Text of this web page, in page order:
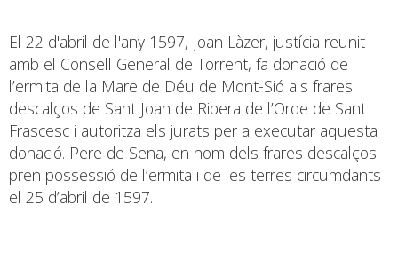
El 22 d'abril de l'any 1597, Joan Làzer, justícia reunit
amb el Consell General de Torrent, fa donació de
l’ermita de la Mare de Déu de Mont-Sió als frares
descalços de Sant Joan de Ribera de l’Orde de Sant
Frascesc i autoritza els jurats per a executar aquesta
donació. Pere de Sena, en nom dels frares descalços
pren possessió de l’ermita i de les terres circumdants
el 25 d’abril de 1597.